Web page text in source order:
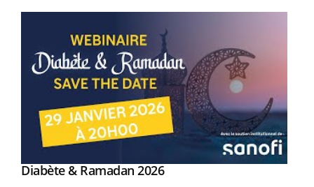
Youtube
Diabète & Ramadan 2026Youtube